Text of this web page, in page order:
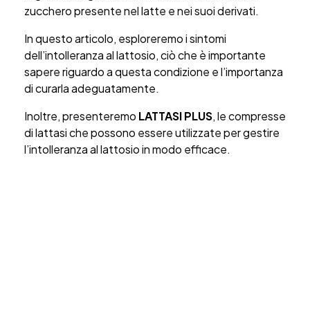
zucchero presente nel latte e nei suoi derivati.
In questo articolo, esploreremo i sintomi
dell’intolleranza al lattosio, ciò che è importante
sapere riguardo a questa condizione e l’importanza
di curarla adeguatamente.
Inoltre, presenteremo LATTASI PLUS, le compresse
di lattasi che possono essere utilizzate per gestire
l’intolleranza al lattosio in modo efficace.